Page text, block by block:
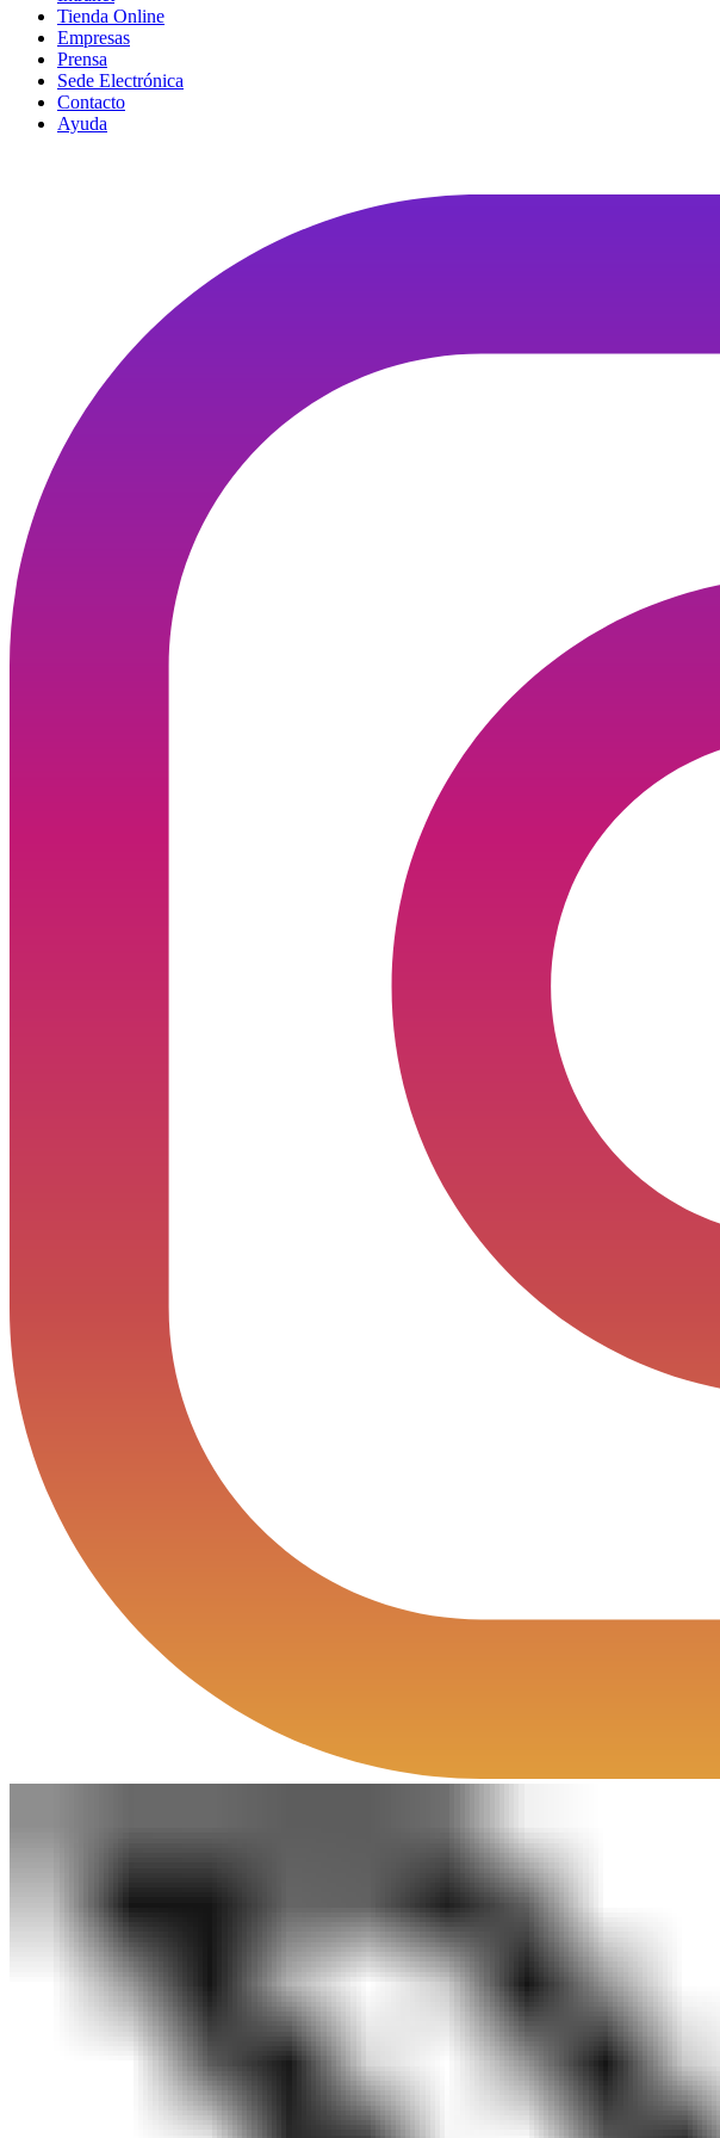
Tienda Online
Empresas
Prensa
Sede Electrónica
Contacto
Ayuda